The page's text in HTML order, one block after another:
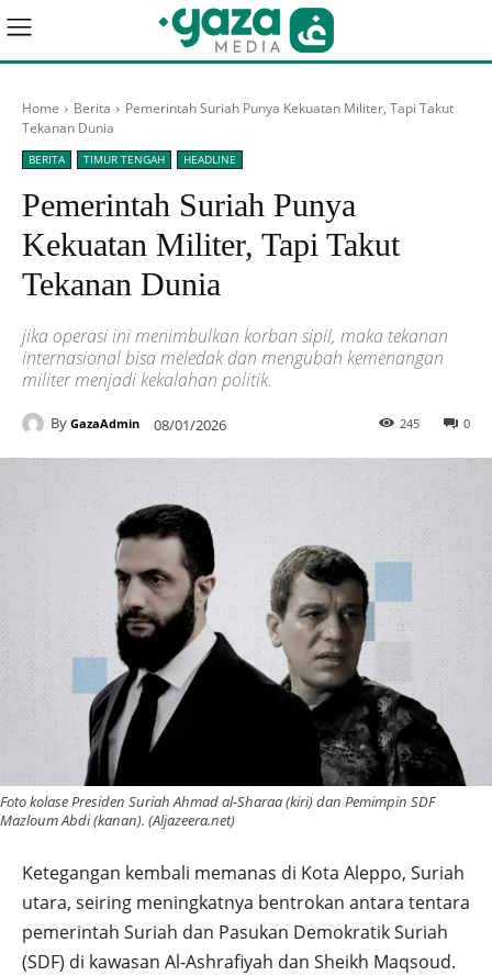
Home Berita
Pemerintah Suriah Punya Kekuatan Militer, Tapi Takut
Tekanan Dunia
BERITA TIMUR TENGAH HEADLINE
Pemerintah Suriah Punya
Kekuatan Militer, Tapi Takut
Tekanan Dunia
jika operasi ini menimbulkan korban sipil, maka tekanan
internasional bisa meledak dan mengubah kemenangan
militer menjadi kekalahan politik.
By GazaAdmin 08/01/2026 0
245
Foto kolase Presiden Suriah Ahmad al-Sharaa (kiri) dan Pemimpin SDF
Mazloum Abdi (kanan). (Aljazeera.net)
Ketegangan kembali memanas di Kota Aleppo, Suriah
utara, seiring meningkatnya bentrokan antara tentara
pemerintah Suriah dan Pasukan Demokratik Suriah
(SDF) di kawasan Al-Ashrafiyah dan Sheikh Maqsoud.